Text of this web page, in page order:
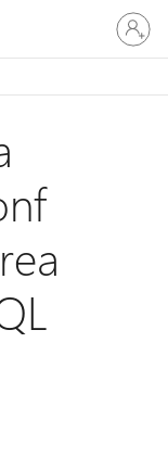
vă
la
dvs.